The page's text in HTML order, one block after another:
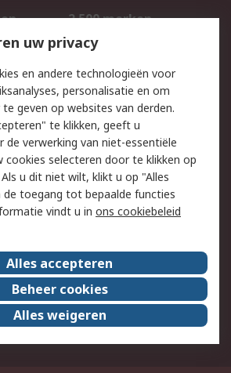
2.500 merken
Inkoopoplossingen
Email veiligheid
Websitevoorwaarden
Over ons
Werken bij RS
uw privacy
en andere technologieën voor
personalisatie en om
geven op websites van derden.
te klikken, geeft u
verwerking van niet-essentiële
cookies selecteren door te klikken op
u dit niet wilt, klikt u op "Alles
de toegang tot bepaalde functies
vindt u in ons cookiebeleid
Alles accepteren
Beheer cookies
Alles weigeren